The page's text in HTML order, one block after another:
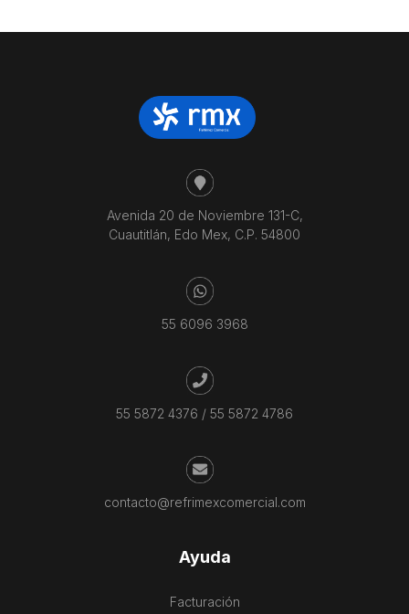
Avenida 20 de Noviembre 131-C,
Cuautitlán, Edo Mex, C.P. 54800
55 6096 3968
55 5872 4376 / 55 5872 4786
contacto@refrimexcomercial.com
Ayuda
Facturación